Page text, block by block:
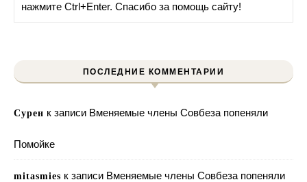
нажмите Ctrl+Enter. Спасибо за помощь сайту!
ПОСЛЕДНИЕ КОММЕНТАРИИ
Сурен к записи Вменяемые члены Совбеза попеняли
Помойке
mitasmies к записи Вменяемые члены Совбеза попеняли